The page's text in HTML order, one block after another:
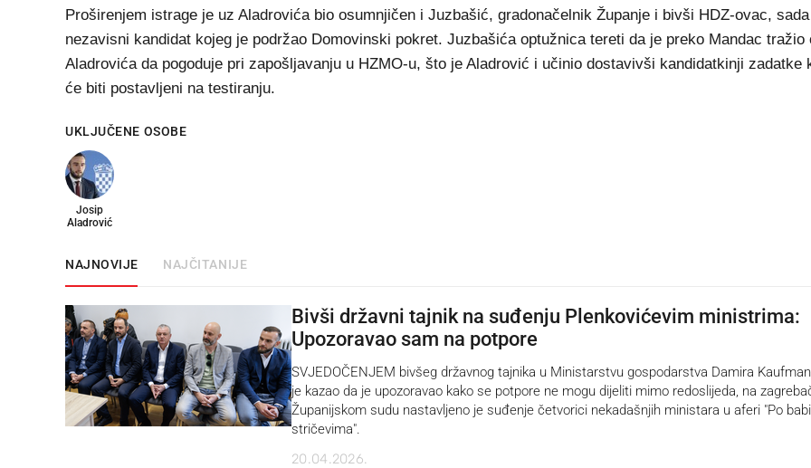
Proširenjem istrage je uz Aladrovića bio osumnjičen i Juzbašić, gradonačelnik Županje i bivši HDZ-ovac, sada
nezavisni kandidat kojeg je podržao Domovinski pokret. Juzbašića optužnica tereti da je preko Mandac tražio
Aladrovića da pogoduje pri zapošljavanju u HZMO-u, što je Aladrović i učinio dostavivši kandidatkinji zadatke
će biti postavljeni na testiranju.
UKLJUČENE OSOBE
Josip
Aladrović
NAJNOVIJE NAJČITANIJE
Bivši državni tajnik na suđenju Plenkovićevim ministrima:
Upozoravao sam na potpore
SVJEDOČENJEM bivšeg državnog tajnika u Ministarstvu gospodarstva Damira
je kazao da je upozoravao kako se potpore ne mogu dijeliti mimo redoslijeda, na
Županijskom sudu nastavljeno je suđenje četvorici nekadašnjih ministara u aferi "Po
stričevima".
20.04.2026.